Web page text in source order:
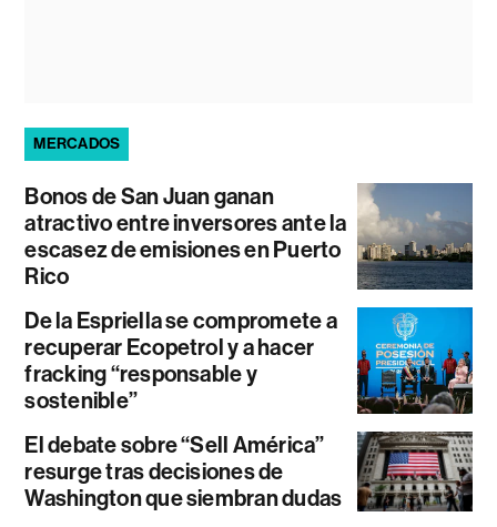
MERCADOS
Bonos de San Juan ganan
atractivo entre inversores ante la
escasez de emisiones en Puerto
Rico
De la Espriella se compromete a
recuperar Ecopetrol y a hacer
fracking “responsable y
sostenible”
El debate sobre “Sell América”
resurge tras decisiones de
Washington que siembran dudas